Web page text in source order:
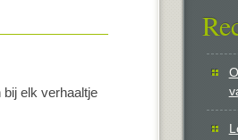
elk verhaaltje